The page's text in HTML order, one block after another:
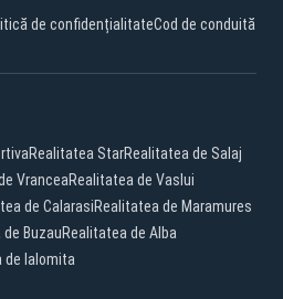
de confidențialitateCod de conduită
Realitatea StarRealitatea de Salaj
VranceaRealitatea de Vaslui
de CalarasiRealitatea de Maramures
BuzauRealitatea de Alba
de Ialomita